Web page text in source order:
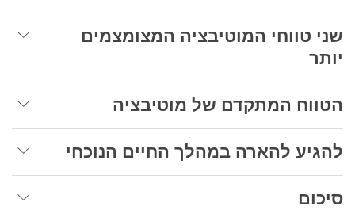
שני טווחי המוטיבציה המצומצמים
יותר
הטווח המתקדם של מוטיבציה
להגיע להארה במהלך החיים הנוכחי
סיכום